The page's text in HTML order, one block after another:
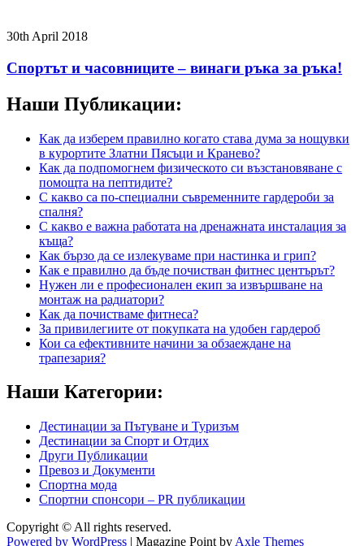
30th April 2018
Спортът и часовниците – винаги ръка за ръка!
Наши Публикации:
Как да изберем правилно когато става дума за нощувки
в курортите Златни Пясъци и Кранево?
Как да подпомогнем физическото си възстановяване с
помощта на пептидите?
С какво са по-специални съвременните гардероби за
спалня?
С какво е важна работата на дренажната инсталация за
къща?
Как бързо да се излекуваме при настинка и грип?
Как е правилно да бъде почистван фитнес центърът?
Нужен ли е професионален екип за извършване на
монтаж на радиатори?
Как да почистваме фитнеса?
За привилегиите от покупката на удобен гардероб
Кои са ефективните начини за обзаеждане на
трапезария?
Наши Категории:
Дестинации за Пътуване и Туризъм
Дестинации за Спорт и Отдих
Други Публикации
Превоз и Документи
Спортна мода
Спортни спонсори – PR публикации
Copyright © All rights reserved.
Powered by WordPress | Magazine Point by Axle Themes